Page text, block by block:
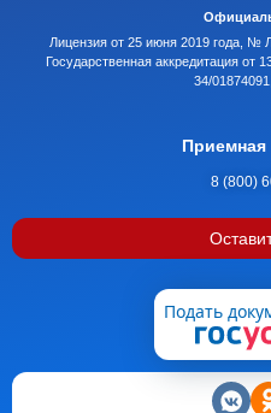
Лицензия от 25 июня 2019 года, №
Государственная аккредитация
34/
Приемная
8 (800)
Подать